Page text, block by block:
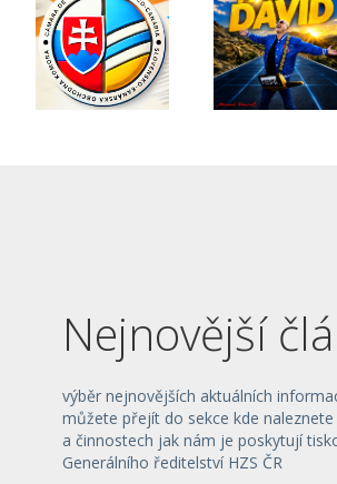
Nejnovější
výběr nejnovějších aktuálních
můžete přejít do sekce kde
a činnostech jak nám je poskytují
Generálního ředitelství HZS ČR